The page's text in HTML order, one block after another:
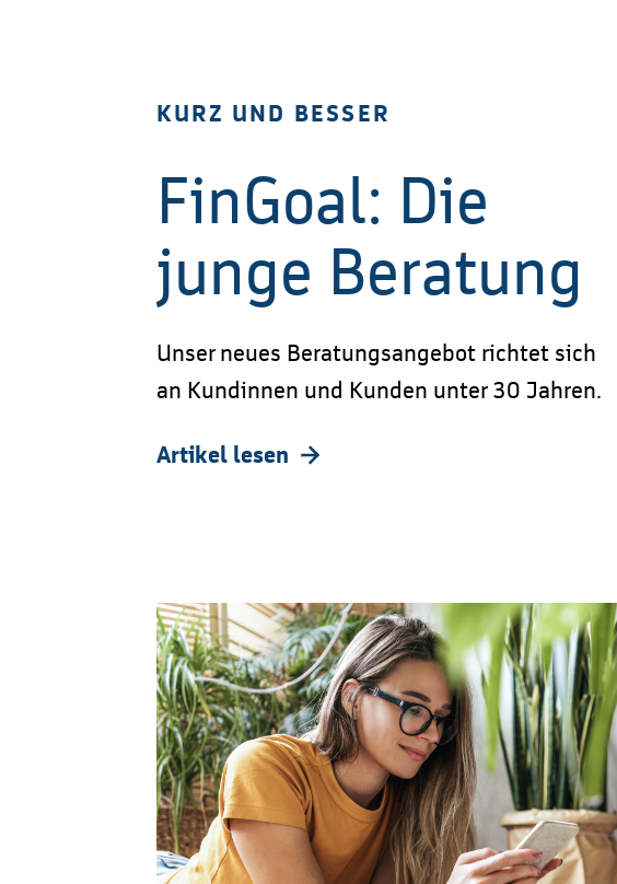
KURZ UND BESSER
FinGoal: Die
junge Beratung
Unser neues Beratungsangebot richtet sich
an Kundinnen und Kunden unter 30 Jahren.
Artikel lesen